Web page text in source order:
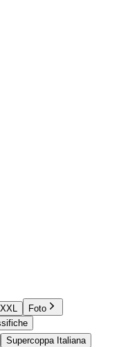
Foto
Supercoppa Italiana